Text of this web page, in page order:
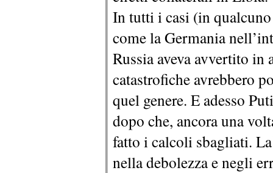
In tutti i casi (in
come la Germania
Russia aveva avvertito
catastrofiche avrebbero
quel genere. E adesso
dopo che, ancora una
fatto i calcoli sbagliati.
nella debolezza e negli